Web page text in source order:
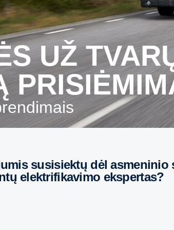
elektrifikavimo ekspertas?